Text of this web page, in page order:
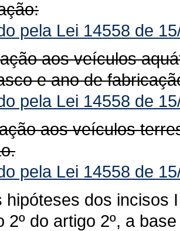
pela Lei 14558 de
aos veículos
e ano de
pela Lei 14558 de
aos veículos
pela Lei 14558 de
hipóteses dos incisos
2º do artigo 2º, a